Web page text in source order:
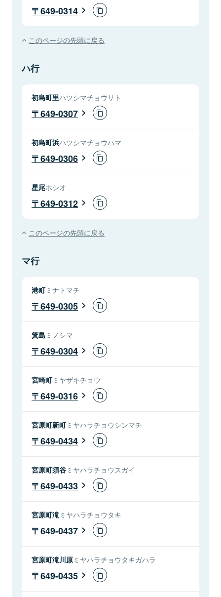
649-0314
このページの先頭に戻る
ハ行
初島町里ハツシマチョウサト
649-0307
初島町浜ハツシマチョウハマ
649-0306
星尾ホシオ
649-0312
このページの先頭に戻る
マ行
港町ミナトマチ
649-0305
箕島 ミノシマ
649-0304
宮崎町ミヤザキチョウ
649-0316
宮原町新町ミヤハラチョウシンマチ
649-0434
宮原町須谷ミヤハラチョウスガイ
649-0433
宮原町滝ミヤハラチョウタキ
649-0437
宮原町滝川原ミヤハラチョウタキガハラ
649-0435